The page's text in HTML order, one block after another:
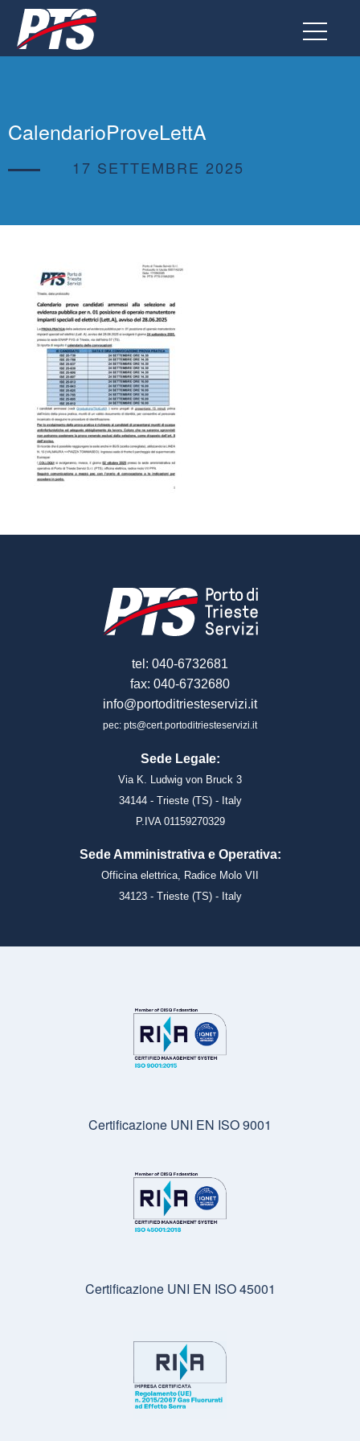
Vai
al
contenuto
CalendarioProveLettA
17 SETTEMBRE 2025
tel: 040-6732681
fax: 040-6732680
info@portoditriesteservizi.it
pec: pts@cert.portoditriesteservizi.it
Sede Legale:
Via K. Ludwig von Bruck 3
34144 - Trieste (TS) - Italy
P.IVA 01159270329
Sede Amministrativa e Operativa:
Officina elettrica, Radice Molo VII
34123 - Trieste (TS) - Italy
Certificazione UNI EN ISO 9001
Certificazione UNI EN ISO 45001